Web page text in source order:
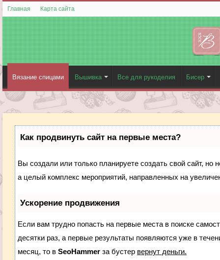
Главная Карта сайта
Вязание спицами Вышивка Все для рукоделия Бисер
Как продвинуть сайт на первые места?
Вы создали или только планируете создать свой сайт, но
а целый комплекс мероприятий, направленных на
Ускорение продвижения
Если вам трудно попасть на первые места в поиске
десятки раз, а первые результаты появляются уже в
месяц, то в SeoHammerза бустер вернут деньги.